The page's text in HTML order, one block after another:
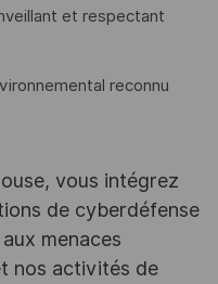
et respectant
reconnu
vous intégrez
de cyberdéfense
menaces
nos activités de